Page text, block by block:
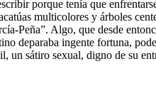
porque tenía que
multicolores y árboles
Peña”. Algo, que desde
deparaba ingente fortuna,
un sátiro sexual, digno de su